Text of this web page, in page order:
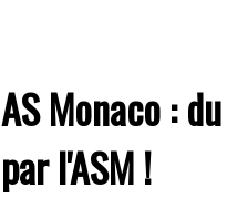
AS Monaco :
par l'ASM !